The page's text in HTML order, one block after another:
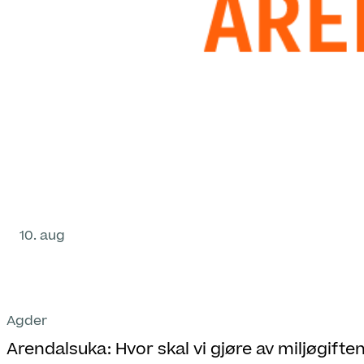
10. aug
Agder
Arendalsuka: Hvor skal vi gjøre av